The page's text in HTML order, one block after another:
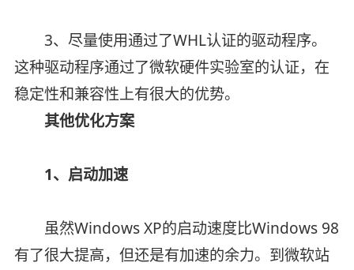
3、尽量使用通过了WHL认证的驱动程序。
这种驱动程序通过了微软硬件实验室的认证，在
稳定性和兼容性上有很大的优势。
其他优化方案
1、启动加速
虽然Windows XP的启动速度比Windows 98
有了很大提高，但还是有加速的余力。到微软站